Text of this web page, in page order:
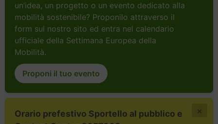
un’idea, un progetto o un evento dedicato alla
mobilità sostenibile? Proponilo attraverso il
form sul nostro sito ed entra nel calendario
ufficiale della Settimana Europea della
Mobilità.
Proponi il tuo evento
Orario prefestivo Sportello al pubblico e
×